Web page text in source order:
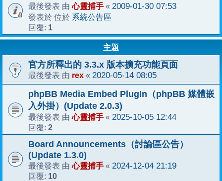
最後發表 由心靈捕手 « 2009-01-30 07:53
發表於 位於 系統公告區
回覆: 1
主題
官方所釋出的 3.3.x 版本擴充功能頁面
最後發表 由 rex « 2020-05-14 08:05
phpBB Media Embed PlugIn（phpBB 媒體嵌
入外掛）(Update 2.0.3)
最後發表 由心靈捕手 « 2025-10-05 12:44
回覆: 2
Board Announcements（討論區公告）
(Update 1.3.0)
最後發表 由心靈捕手 « 2024-12-04 21:19
回覆: 10